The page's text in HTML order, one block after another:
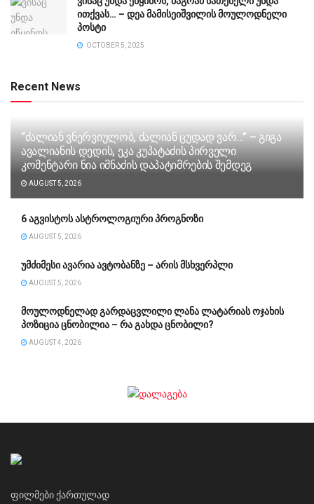
ითქვას… – დეა მამისეიშვილის მოულოდნელი
პოსტი
OCTOBER 5, 2025
Recent News
“ძა­ლი­ან ვნერ­ვი­უ­ლობ, ძა­ლი­ან ცუ­დად ვარ…” – გიგა
ავა­ლი­ა­ნის დე­დის, ეკა კუ­პა­ტა­ძის პირველი
კომენტარი ნია იმნაძის დაპატიმრების შემდეგ
AUGUST 5, 2026
6 აგვისტოს ასტროლოგიური პროგნოზი
AUGUST 5, 2026
უმძიმესი ავარია ავტობანზე – არის მსხვერპლი
AUGUST 5, 2026
მოულოდნელად გარდაცვლილი ლანა ლატარიას ოჯახის
პოზიცია ცნობილია – რა გახდა ცნობილი?
AUGUST 4, 2026
ფილმები ქართულად